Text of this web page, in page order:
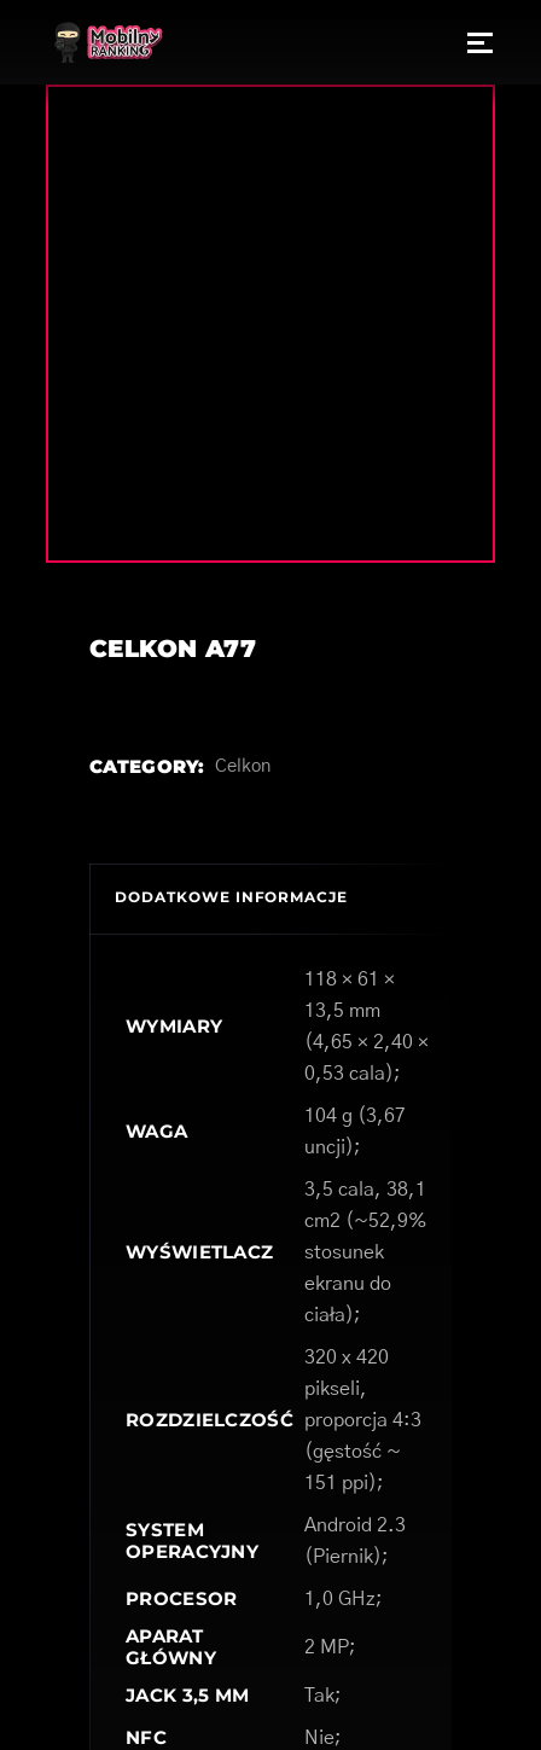
CELKON A77
CATEGORY: Celkon
DODATKOWE INFORMACJE
WYMIARY
118 × 61 ×
13,5 mm
(4,65 × 2,40 ×
0,53 cala);
WAGA
104 g (3,67
uncji);
WYŚWIETLACZ
3,5 cala, 38,1
cm2 (~52,9%
stosunek
ekranu do
ciała);
ROZDZIELCZOŚĆ
320 x 420
pikseli,
proporcja 4:3
(gęstość ~
151 ppi);
SYSTEM
OPERACYJNY
Android 2.3
(Piernik);
PROCESOR 1,0 GHz;
APARAT
GŁÓWNY
2 MP;
JACK 3,5 MM Tak;
NFC Nie;